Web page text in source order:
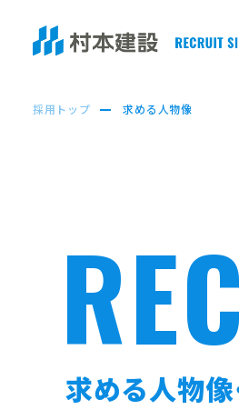
採用トップ 求める人物像
求める人物像